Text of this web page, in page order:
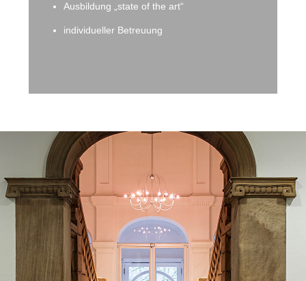
Ausbildung „state of the art“
individueller Betreuung